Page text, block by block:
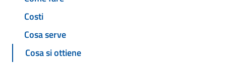
Costi
Cosa serve
Cosa si ottiene